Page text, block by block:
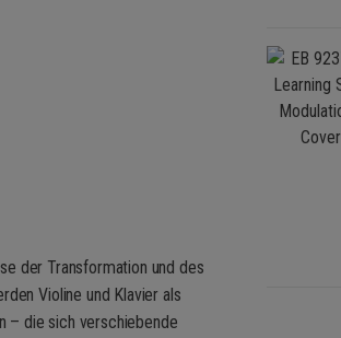
der Transformation und des
Violine und Klavier als
– die sich verschiebende